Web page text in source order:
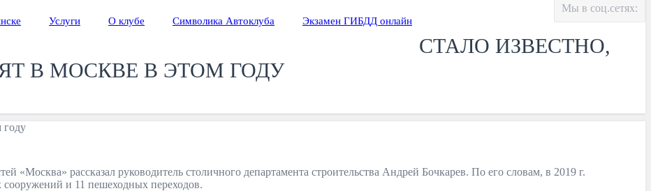
Мы в соц.сетях:
Услуги О клубе Символика Автоклуба Экзамен ГИБДД онлайн
СТАЛО ИЗВЕСТНО,
В МОСКВЕ В ЭТОМ ГОДУ
«Москва» рассказал руководитель столичного департамента строительства Андрей Бочкарев. По его словам, в 2019 г.
сооружений и 11 пешеходных переходов.